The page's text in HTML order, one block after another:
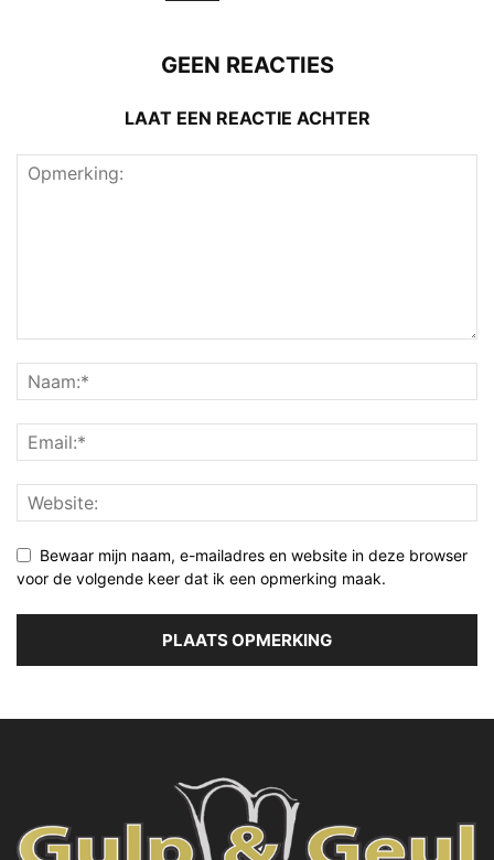
GEEN REACTIES
LAAT EEN REACTIE ACHTER
Bewaar mijn naam, e-mailadres en website in deze browser
voor de volgende keer dat ik een opmerking maak.